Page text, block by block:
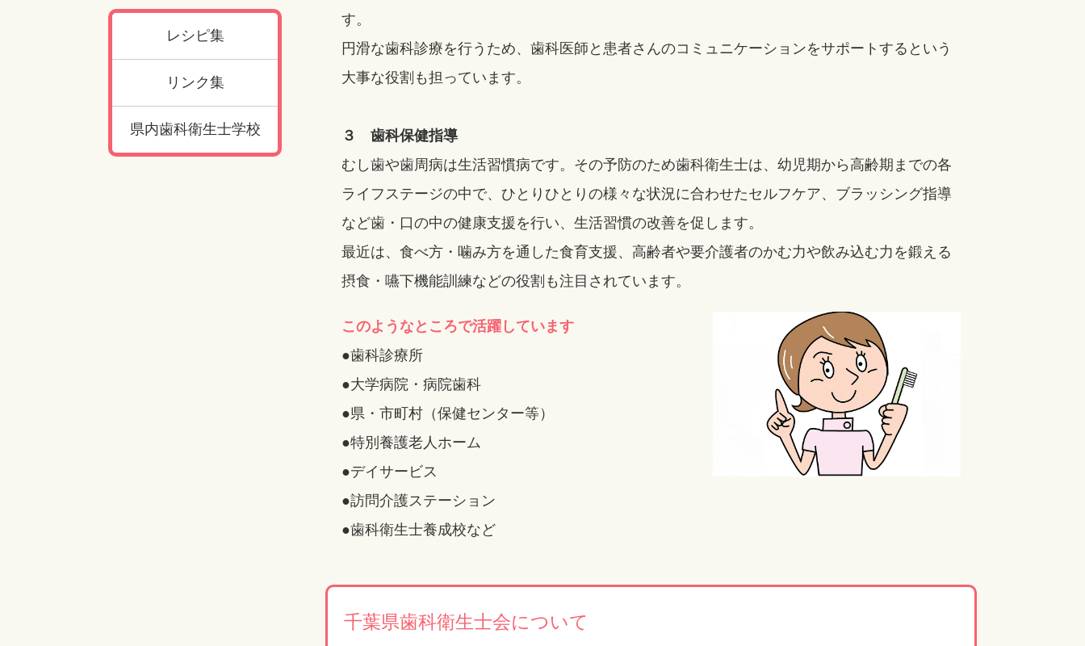
す。
円滑な歯科診療を行うため、歯科医師と患者さんのコミュニケーションをサポートするという
大事な役割も担っています。
３ 歯科保健指導
むし歯や歯周病は生活習慣病です。その予防のため歯科衛生士は、幼児期から高齢期までの各
ライフステージの中で、ひとりひとりの様々な状況に合わせたセルフケア、ブラッシング指導
など歯・口の中の健康支援を行い、生活習慣の改善を促します。
最近は、食べ方・噛み方を通した食育支援、高齢者や要介護者のかむ力や飲み込む力を鍛える
摂食・嚥下機能訓練などの役割も注目されています。
このようなところで活躍しています
●歯科診療所
●大学病院・病院歯科
●県・市町村（保健センター等）
●特別養護老人ホーム
●デイサービス
●訪問介護ステーション
●歯科衛生士養成校など
千葉県歯科衛生士会について
レシピ集
リンク集
県内歯科衛生士学校